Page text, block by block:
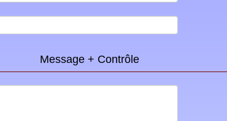
Message + Contrôle